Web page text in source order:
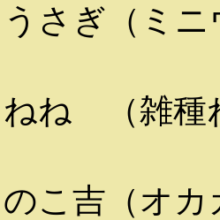
ミニウサ
種ねこ
オカガメ